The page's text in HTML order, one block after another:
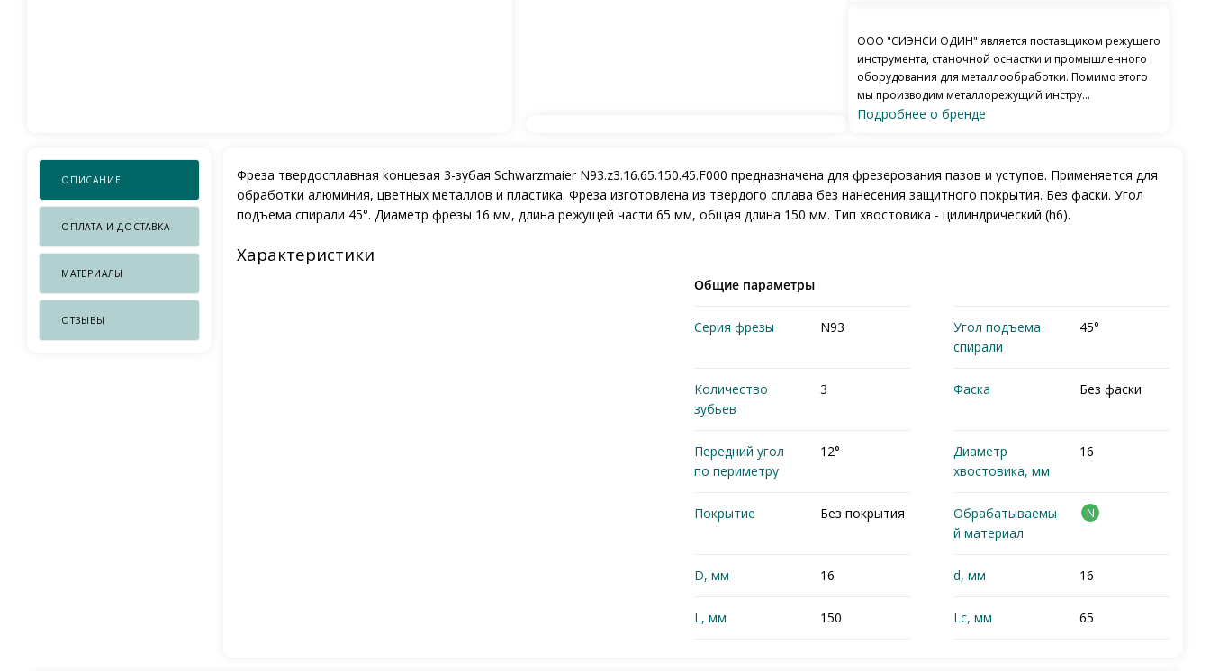
ООО "СИЭНСИ ОДИН" является поставщиком режущего
инструмента, станочной оснастки и промышленного
оборудования для металлообработки. Помимо этого
мы производим металлорежущий инстру...
Подробнее о бренде
ОПИСАНИЕ
ОПЛАТА И ДОСТАВКА
МАТЕРИАЛЫ
ОТЗЫВЫ
Фреза твердосплавная концевая 3-зубая Schwarzmaier N93.z3.16.65.150.45.F000 предназначена для фрезерования пазов и уступов. Применяется для
обработки алюминия, цветных металлов и пластика. Фреза изготовлена из твердого сплава без нанесения защитного покрытия. Без фаски. Угол
подъема спирали 45°. Диаметр фрезы 16 мм, длина режущей части 65 мм, общая длина 150 мм. Тип хвостовика - цилиндрический (h6).
Характеристики
Общие параметры
Серия фрезы N93
Угол подъема
спирали
45°
Количество
зубьев
3 Фаска Без фаски
Передний угол
по периметру
12°
Диаметр
хвостовика, мм
16
Покрытие Без покрытия
Обрабатываемы
й материал
N
D, мм 16 d, мм 16
L, мм 150 Lc, мм 65